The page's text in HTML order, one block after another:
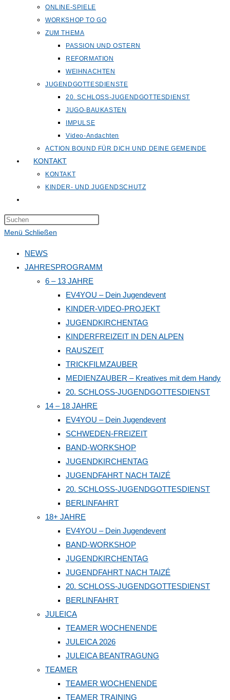
ONLINE-SPIELE
WORKSHOP TO GO
ZUM THEMA
PASSION UND OSTERN
REFORMATION
WEIHNACHTEN
JUGENDGOTTESDIENSTE
20. SCHLOSS-JUGENDGOTTESDIENST
JUGO-BAUKASTEN
IMPULSE
Video-Andachten
ACTION BOUND FÜR DICH UND DEINE GEMEINDE
KONTAKT
KONTAKT
KINDER- UND JUGENDSCHUTZ
umschalten
the
panel.
Menü Schließen
NEWS
JAHRESPROGRAMM
6 – 13 JAHRE
EV4YOU – Dein Jugendevent
KINDER-VIDEO-PROJEKT
JUGENDKIRCHENTAG
KINDERFREIZEIT IN DEN ALPEN
RAUSZEIT
TRICKFILMZAUBER
MEDIENZAUBER – Kreatives mit dem Handy
20. SCHLOSS-JUGENDGOTTESDIENST
14 – 18 JAHRE
EV4YOU – Dein Jugendevent
SCHWEDEN-FREIZEIT
BAND-WORKSHOP
JUGENDKIRCHENTAG
JUGENDFAHRT NACH TAIZÉ
20. SCHLOSS-JUGENDGOTTESDIENST
BERLINFAHRT
18+ JAHRE
EV4YOU – Dein Jugendevent
BAND-WORKSHOP
JUGENDKIRCHENTAG
JUGENDFAHRT NACH TAIZÉ
20. SCHLOSS-JUGENDGOTTESDIENST
BERLINFAHRT
JULEICA
TEAMER WOCHENENDE
JULEICA 2026
JULEICA BEANTRAGUNG
TEAMER
TEAMER WOCHENENDE
TEAMER TRAINING